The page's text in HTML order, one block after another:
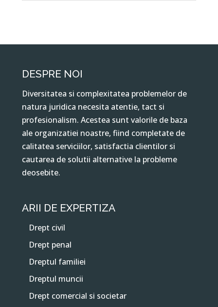
DESPRE NOI
Diversitatea si complexitatea problemelor de
natura juridica necesita atentie, tact si
profesionalism. Acestea sunt valorile de baza
ale organizatiei noastre, fiind completate de
calitatea serviciilor, satisfactia clientilor si
cautarea de solutii alternative la probleme
deosebite.
ARII DE EXPERTIZA
Drept civil
Drept penal
Dreptul familiei
Dreptul muncii
Drept comercial si societar